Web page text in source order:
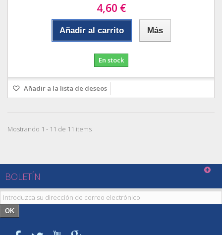
4,60 €
Añadir al carrito Más
En stock
Añadir a la lista de deseos
Mostrando 1 - 11 de 11 items
BOLETÍN
OK